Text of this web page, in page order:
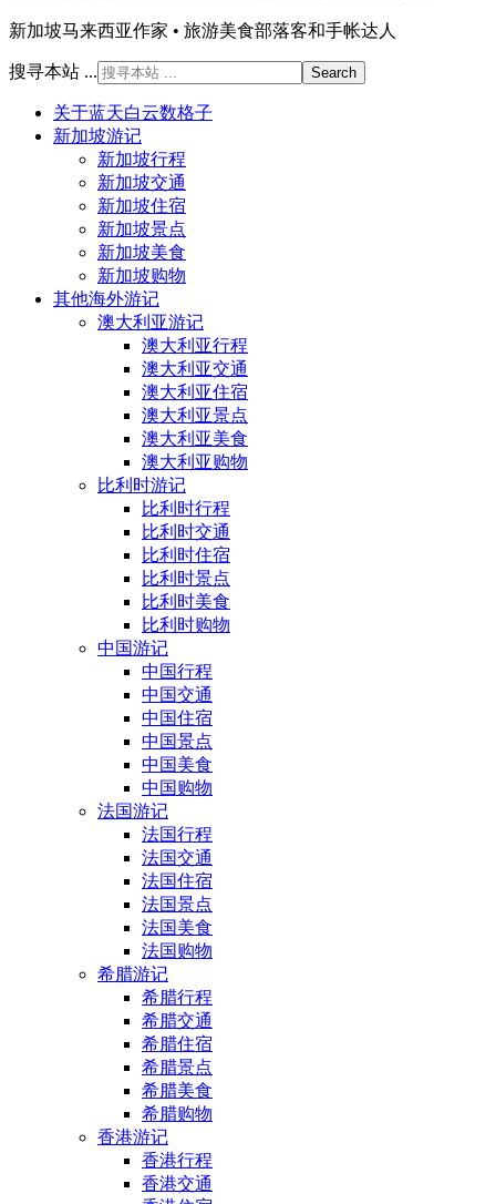
新加坡马来西亚作家 • 旅游美食部落客和手帐达人
搜寻本站 ...
关于蓝天白云数格子
新加坡游记
新加坡行程
新加坡交通
新加坡住宿
新加坡景点
新加坡美食
新加坡购物
其他海外游记
澳大利亚游记
澳大利亚行程
澳大利亚交通
澳大利亚住宿
澳大利亚景点
澳大利亚美食
澳大利亚购物
比利时游记
比利时行程
比利时交通
比利时住宿
比利时景点
比利时美食
比利时购物
中国游记
中国行程
中国交通
中国住宿
中国景点
中国美食
中国购物
法国游记
法国行程
法国交通
法国住宿
法国景点
法国美食
法国购物
希腊游记
希腊行程
希腊交通
希腊住宿
希腊景点
希腊美食
希腊购物
香港游记
香港行程
香港交通